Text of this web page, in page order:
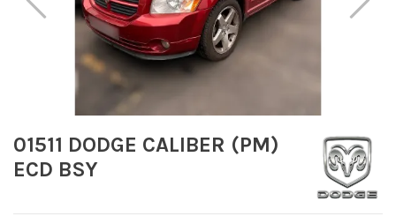
01511 DODGE CALIBER (PM)
ECD BSY